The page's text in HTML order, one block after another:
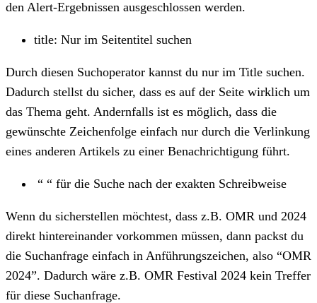
den Alert-Ergebnissen ausgeschlossen werden.
title: Nur im Seitentitel suchen
Durch diesen Suchoperator kannst du nur im Title suchen.
Dadurch stellst du sicher, dass es auf der Seite wirklich um
das Thema geht. Andernfalls ist es möglich, dass die
gewünschte Zeichenfolge einfach nur durch die Verlinkung
eines anderen Artikels zu einer Benachrichtigung führt.
“ “ für die Suche nach der exakten Schreibweise
Wenn du sicherstellen möchtest, dass z.B. OMR und 2024
direkt hintereinander vorkommen müssen, dann packst du
die Suchanfrage einfach in Anführungszeichen, also “OMR
2024”. Dadurch wäre z.B. OMR Festival 2024 kein Treffer
für diese Suchanfrage.